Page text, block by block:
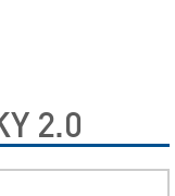
2.0